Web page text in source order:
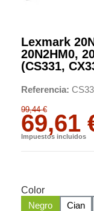
Lexmark
20N2HM0,
(CS331,
Referencia
99,44 €
69,61
Impuestos incluidos
Color
Negro
Cian